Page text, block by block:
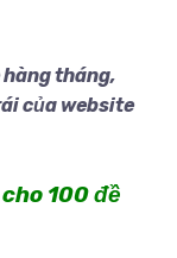
hàng tháng,
của website
100 đề